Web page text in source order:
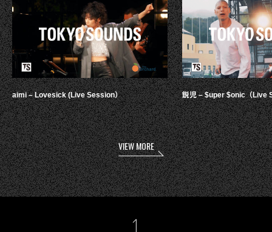
aimi – Lovesick (Live Session） 鋭児 – $uper $onic（Live
VIEW MORE